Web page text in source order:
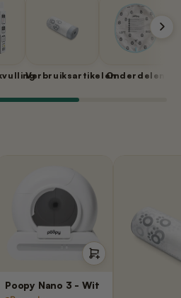
VerbruiksartikelenOnderdelen
Poopy Nano 3 - Wit